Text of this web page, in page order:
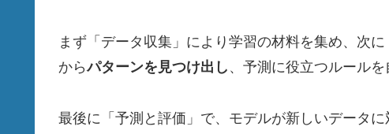
まず「データ収集」により学習の材料を集め、次
からパターンを見つけ出し 、予測に役立つルールを
最後に「予測と評価」で、モデルが新しいデータ